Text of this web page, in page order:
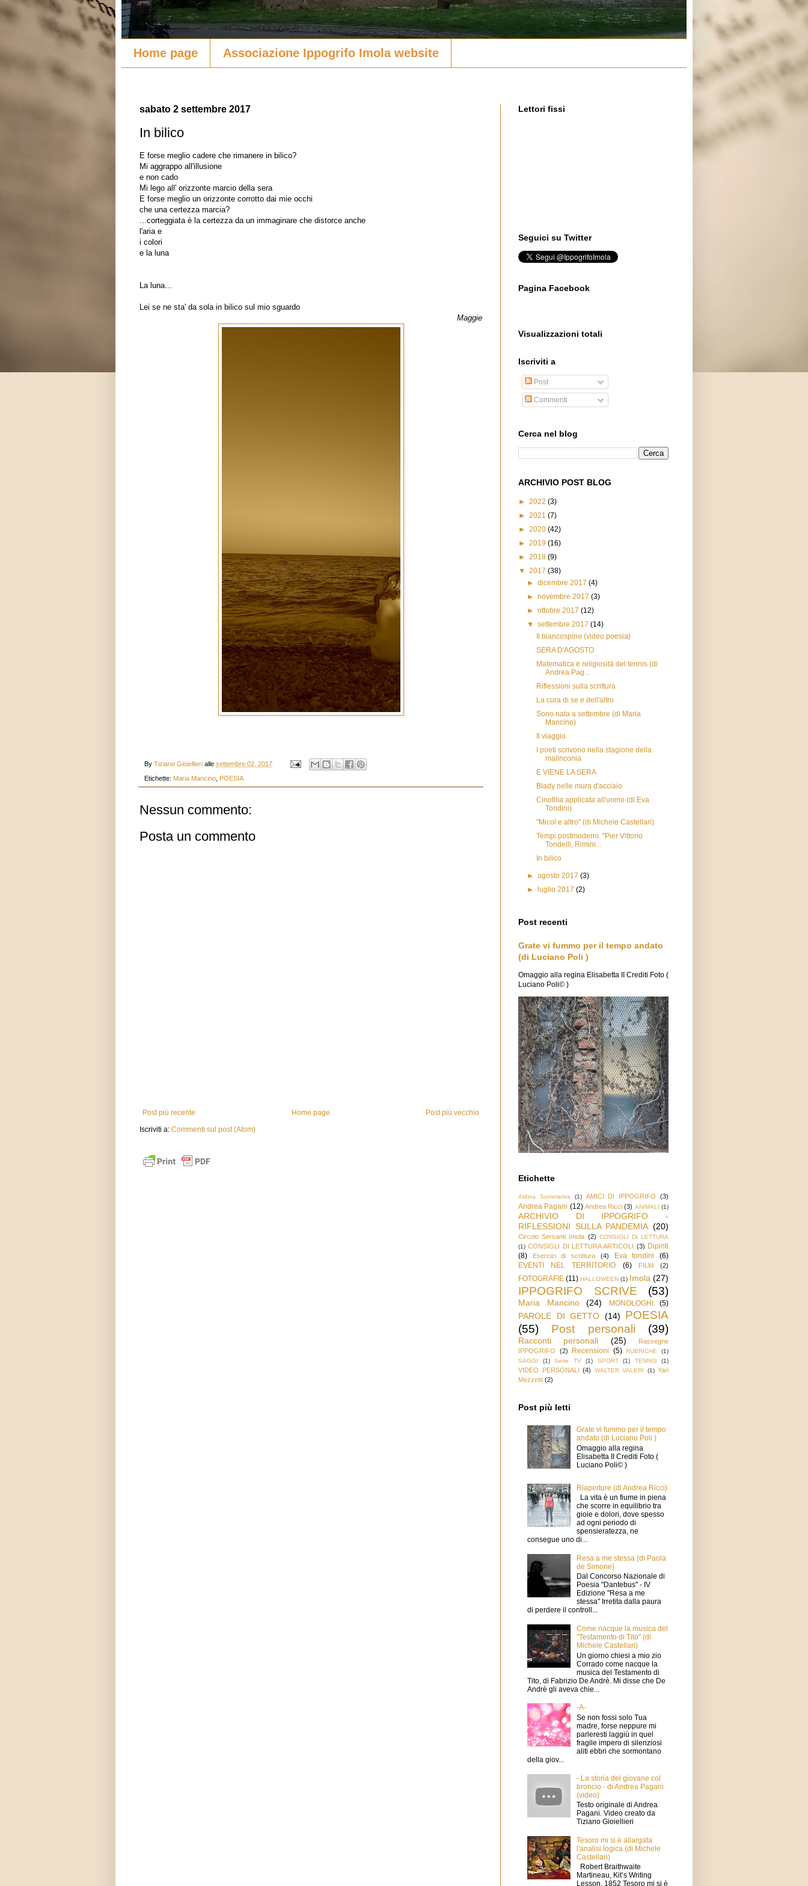
Home page Associazione Ippogrifo Imola website
sabato 2 settembre 2017
In bilico
E forse meglio cadere che rimanere in bilico?
Mi aggrappo all'illusione
e non cado
Mi lego all' orizzonte marcio della sera
E forse meglio un orizzonte corrotto dai mie occhi
che una certezza marcia?
...corteggiata è la certezza da un immaginare che distorce anche
l'aria e
i colori
e la luna
La luna...
Lei se ne sta' da sola in bilico sul mio sguardo
Maggie
By Tiziano Gioiellieri alle settembre 02, 2017
Etichette: Maria Mancino POESIA
Nessun commento:
Posta un commento
Post più recente Post più vecchio
Home page
Iscriviti a: Commenti sul post (Atom)
Lettori fissi
Seguici su Twitter
Pagina Facebook
Visualizzazioni totali
Iscriviti a
Post
Commenti
Cerca nel blog
ARCHIVIO POST BLOG
► 2022 (3)
► 2021 (7)
► 2020 (42)
► 2019 (16)
► 2018 (9)
▼ 2017 (38)
►dicembre 2017(4)
►novembre 2017(3)
►ottobre 2017(12)
▼settembre 2017(14)
Il biancospino (video poesia)
SERA D'AGOSTO
Matematica e religiosità del tennis (di
Andrea Pag...
Riflessioni sulla scrittura
La cura di se e dell'altro
Sono nata a settembre (di Maria
Mancino)
Il viaggio
I poeti scrivono nella stagione della
malinconia
E VIENE LA SERA
Blady nelle mura d'acciaio
Cinofilia applicata all'uomo (di Eva
Tondini)
"Micol e altro" (di Michele Castellari)
Tempi postmoderni. "Pier Vittorio
Tondelli, Rimini...
In bilico
►agosto 2017(3)
►
luglio 2017(2)
Post recenti
Grate vi fummo per il tempo andato
(di Luciano Poli )
Omaggio alla regina Elisabetta II Crediti Foto (
Luciano Poli© )
Etichette
Aldina Sommariva (1) AMICI DI IPPOGRIFO (3)
Andrea Pagani (12) Andrea Ricci (3) ANIMALI (1)
ARCHIVIO DI IPPOGRIFO -
RIFLESSIONI SULLA PANDEMIA (20)
Circolo Sersanti Imola (2) CONSIGLI DI LETTURA
(1) CONSIGLI DI LETTURA ARTICOLI (3) Dipinti
(8)
Esercizi di scrittura (4) Eva tondini
(6)
EVENTI NEL TERRITORIO
(6) FILM (2)
FOTOGRAFIE (11) HALLOWEEN (1) Imola (27)
IPPOGRIFO SCRIVE (53)
Maria Mancino (24) MONOLOGHI (5)
PAROLE DI GETTO (14)
POESIA
(55)
Post personali (39)
Racconti personali (25)
Rassegne
IPPOGRIFO
(2) Recensioni (5) RUBRICHE
(1)
SAGGI
(1) Serie TV (1) SPORT (1) TENNIS (1)
VIDEO PERSONALI (4) WALTER VALERI (1) Yari
Mezzetti (2)
Post più letti
Grate vi fummo per il tempo
andato (di Luciano Poli )
Omaggio alla regina
Elisabetta II Crediti Foto (
Luciano Poli© )
Riaperture (di Andrea Ricci)
La vita è un fiume in piena
che scorre in equilibrio tra
gioie e dolori, dove spesso
ad ogni periodo di
spensieratezza, ne
consegue uno di...
Resa a me stessa (di Paola
de Simone)
Dal Concorso Nazionale di
Poesia "Dantebus" - IV
Edizione "Resa a me
stessa" Irretita dalla paura
di perdere il controll...
Come nacque la musica del
"Testamento di Tito" (di
Michele Castellari)
Un giorno chiesi a mio zio
Corrado come nacque la
musica del Testamento di
Tito, di Fabrizio De Andrè. Mi disse che De
Andrè gli aveva chie...
-A-
Se non fossi solo Tua
madre, forse neppure mi
parleresti laggiù in quel
fragile impero di silenziosi
aliti ebbri che sormontano
della giov...
- La storia del giovane col
broncio - di Andrea Pagani
(video)
Testo originale di Andrea
Pagani. Video creato da
Tiziano Gioiellieri
Tesoro mi si è allargata
l'analisi logica (di Michele
Castellari)
Robert Braithwaite
Martineau, Kit’s Writing
Lesson, 1852 Tesoro mi si è